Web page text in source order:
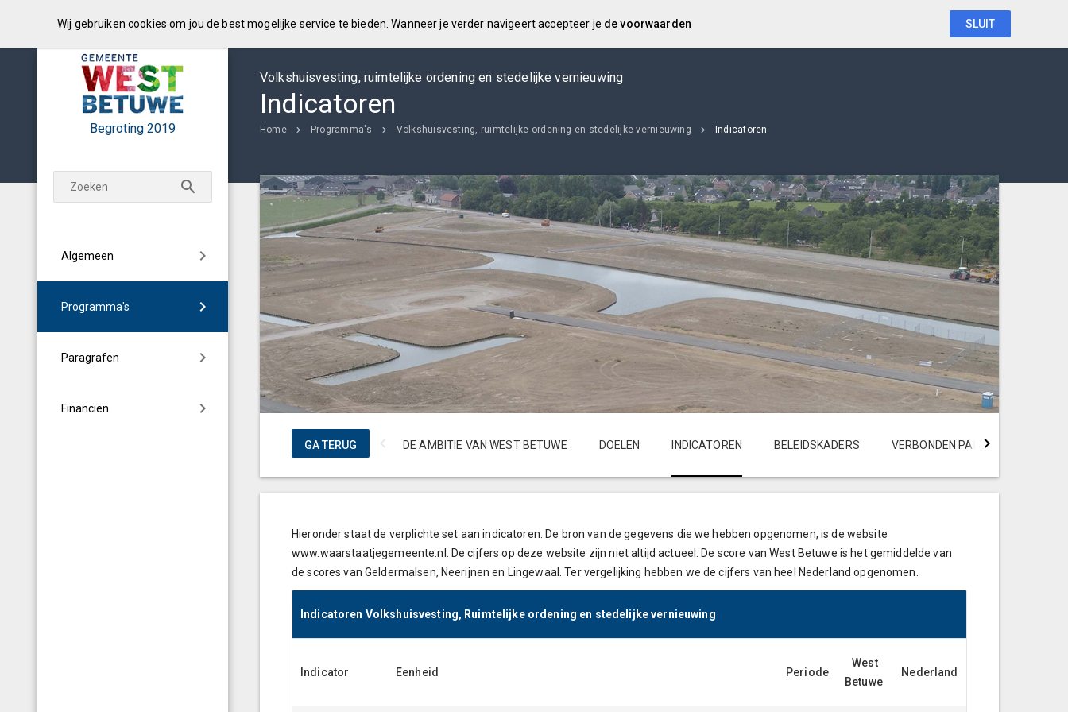
Begroting 2019
Algemeen
Programma's
Paragrafen
Financiën
Volkshuisvesting, ruimtelijke ordening en stedelijke vernieuwing
Indicatoren
Home Programma's Volkshuisvesting, ruimtelijke ordening en stedelijke vernieuwing Indicatoren
Hieronder staat de verplichte set aan indicatoren. De bron van de gegevens die we hebben opgenomen, is de website
www.waarstaatjegemeente.nl. De cijfers op deze website zijn niet altijd actueel. De score van West Betuwe is het gemiddelde van
de scores van Geldermalsen, Neerijnen en Lingewaal. Ter vergelijking hebben we de cijfers van heel Nederland opgenomen.
Indicatoren Volkshuisvesting, Ruimtelijke ordening en stedelijke vernieuwing
Indicator Eenheid Periode
West
Betuwe
Nederland
DE AMBITIE VAN WEST BETUWE DOELEN INDICATOREN BELEIDSKADERS VERBONDEN PARTIJEN
Wij gebruiken cookies om jou de best mogelijke service te bieden. Wanneer je verder navigeert accepteer je de voorwaarden SLUIT